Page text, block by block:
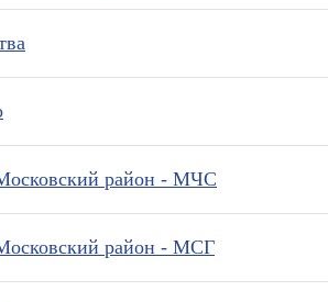
район - МЧС
район - МСГ